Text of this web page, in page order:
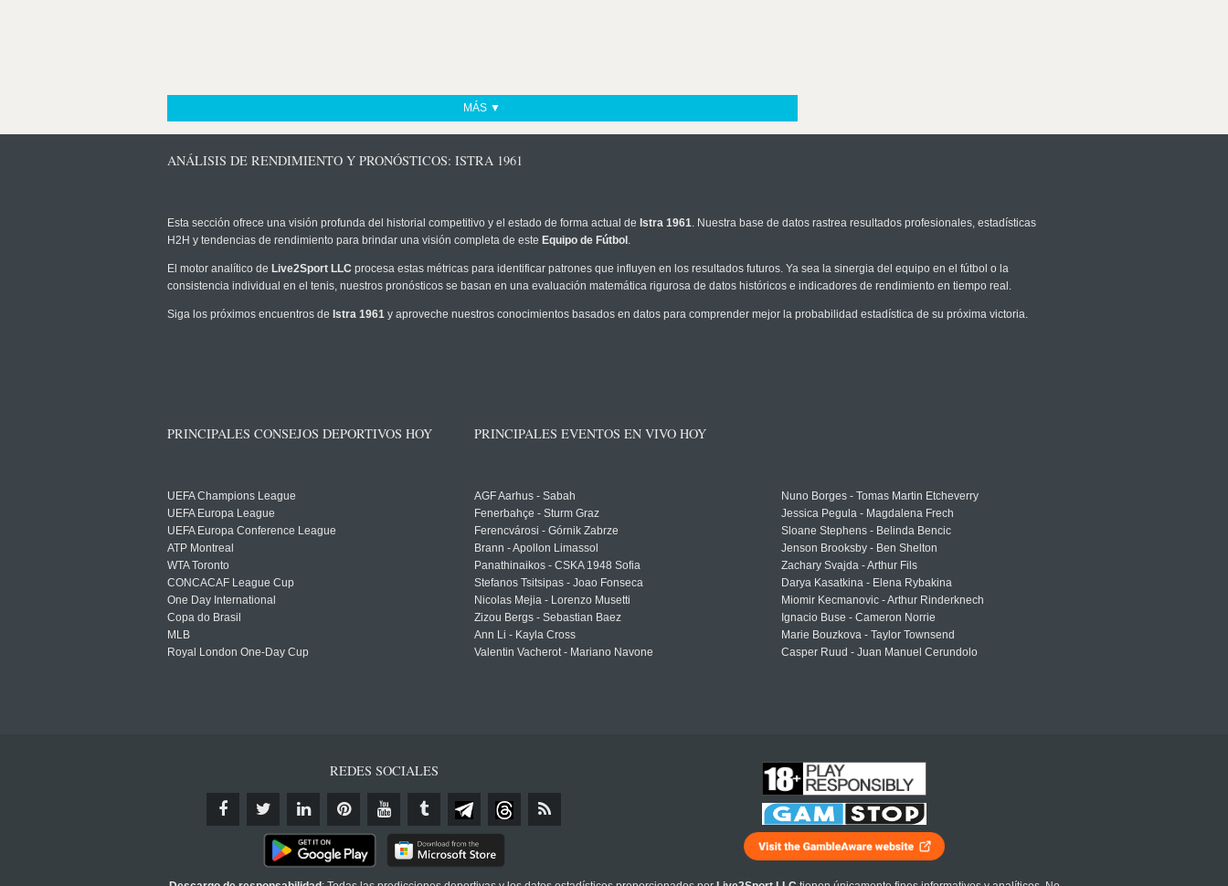
MÁS ▼
ANÁLISIS DE RENDIMIENTO Y PRONÓSTICOS: ISTRA 1961
Esta sección ofrece una visión profunda del historial competitivo y el estado de forma actual de Istra 1961. Nuestra base de datos rastrea resultados profesionales, estadísticas
H2H y tendencias de rendimiento para brindar una visión completa de este Equipo de Fútbol .
El motor analítico de Live2Sport LLC procesa estas métricas para identificar patrones que influyen en los resultados futuros. Ya sea la sinergia del equipo en el fútbol o la
consistencia individual en el tenis, nuestros pronósticos se basan en una evaluación matemática rigurosa de datos históricos e indicadores de rendimiento en tiempo real.
Siga los próximos encuentros de Istra 1961 y aproveche nuestros conocimientos basados en datos para comprender mejor la probabilidad estadística de su próxima victoria.
PRINCIPALES CONSEJOS DEPORTIVOS HOY
UEFA Champions League
UEFA Europa League
UEFA Europa Conference League
ATP Montreal
WTA Toronto
CONCACAF League Cup
One Day International
Copa do Brasil
MLB
Royal London One-Day Cup
PRINCIPALES EVENTOS EN VIVO HOY
AGF Aarhus - Sabah
Fenerbahçe - Sturm Graz
Ferencvárosi - Górnik Zabrze
Brann - Apollon Limassol
Panathinaikos - CSKA 1948 Sofia
Stefanos Tsitsipas - Joao Fonseca
Nicolas Mejia - Lorenzo Musetti
Zizou Bergs - Sebastian Baez
Ann Li - Kayla Cross
Valentin Vacherot - Mariano Navone
Nuno Borges - Tomas Martin Etcheverry
Jessica Pegula - Magdalena Frech
Sloane Stephens - Belinda Bencic
Jenson Brooksby - Ben Shelton
Zachary Svajda - Arthur Fils
Darya Kasatkina - Elena Rybakina
Miomir Kecmanovic - Arthur Rinderknech
Ignacio Buse - Cameron Norrie
Marie Bouzkova - Taylor Townsend
Casper Ruud - Juan Manuel Cerundolo
REDES SOCIALES